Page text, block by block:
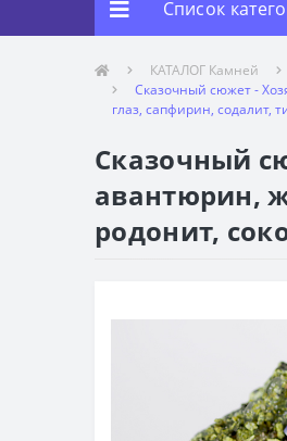
Список
КАТАЛОГ Камней
Сказочный сюжет -
глаз, сапфирин, содалит,
Сказочный
авантюрин,
родонит,